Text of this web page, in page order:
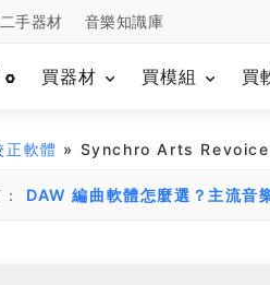
二手器材 音樂知識庫
買器材 買模組 買
軟體 » Synchro Arts Revoice
DAW 編曲軟體怎麼選？主流音